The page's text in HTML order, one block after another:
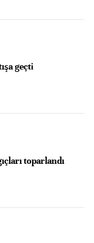
geçti
toparlandı